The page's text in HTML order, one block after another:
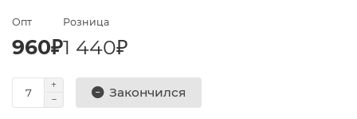
Опт
960₽
Розница
1 440₽
Закончился